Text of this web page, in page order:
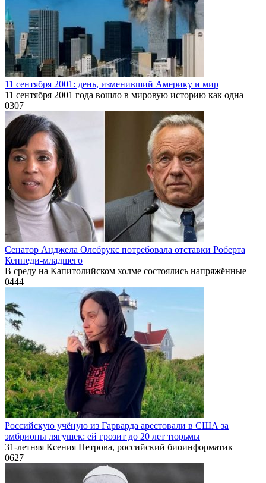
11 сентября 2001: день, изменивший Америку и мир
11 сентября 2001 года вошло в мировую историю как одна
0307
Сенатор Анджела Олсбрукс потребовала отставки Роберта
Кеннеди-младшего
В среду на Капитолийском холме состоялись напряжённые
0444
Российскую учёную из Гарварда арестовали в США за
эмбрионы лягушек: ей грозит до 20 лет тюрьмы
31-летняя Ксения Петрова, российский биоинформатик
0627